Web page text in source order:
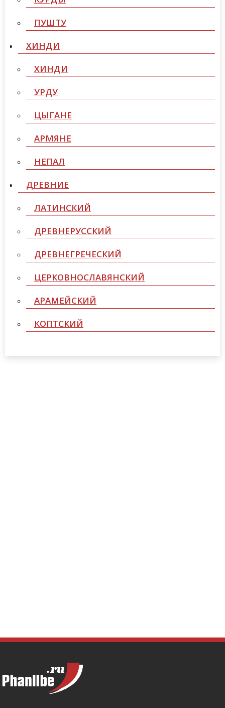
ПУШТУ
ХИНДИ
ХИНДИ
УРДУ
ЦЫГАНЕ
АРМЯНЕ
НЕПАЛ
ДРЕВНИЕ
ЛАТИНСКИЙ
ДРЕВНЕРУССКИЙ
ДРЕВНЕГРЕЧЕСКИЙ
ЦЕРКОВНОСЛАВЯНСКИЙ
АРАМЕЙСКИЙ
КОПТСКИЙ